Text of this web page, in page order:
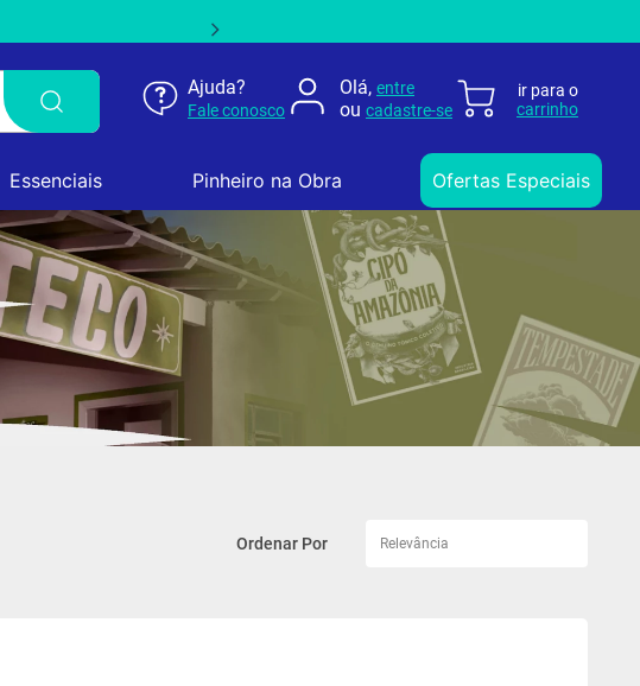
Ajuda?
Fale conosco
Olá, entre
ou cadastre-se
Essenciais Pinheiro na Obra Ofertas Especiais
Relevância